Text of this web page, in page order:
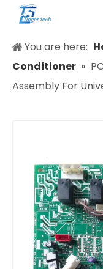
You are here:
Conditioner »
Assembly For